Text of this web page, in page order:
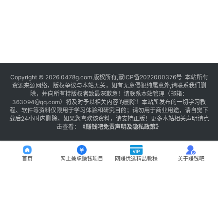
Copyright © 2026 0478g.com 版权所有,蒙ICP备2022000376号 本站所有
资源来源网络，版权争议与本站无关，如有无意侵犯纯属意外,请联系我们删
除，并向所有持版权者致最深歉意！请联系本站管理（邮箱：
363094@qq.com）将及时予以相关内容的删除！本站所发布的一切学习教
程、软件等资料仅限用于学习体验和研究目的；请勿用于商业用途，请自觉下
载后24小时内删除，如果您喜欢该资料，请支持正版！更多本站相关声明请点
击查看：
《赚钱吧免责声明及隐私政策》
首页 网上兼职赚钱项目 网赚优选精品教程 关于赚钱吧